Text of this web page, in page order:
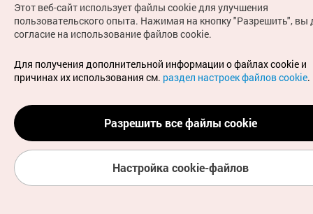
(с) Национальная организация туризма Кореи Все
права защищены
Для извещения об ошибках и проблемах, связанных с
работой веб-сайта, направляйте ваши запросы на
официальный адрес электронной почты
russian@knto.or.kr
Этот веб-сайт использует файлы cookie для улучшения
пользовательского опыта. Нажимая на кнопку "Разрешить", вы
согласие на использование файлов cookie.
Для получения дополнительной информации о файлах cookie и
причинах их использования см. раздел настроек файлов cookie.
Разрешить все файлы cookie
Настройка cookie-файлов